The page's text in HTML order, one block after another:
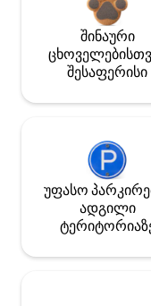
შინაური
შესაფერისი
უფასო
ადგილი